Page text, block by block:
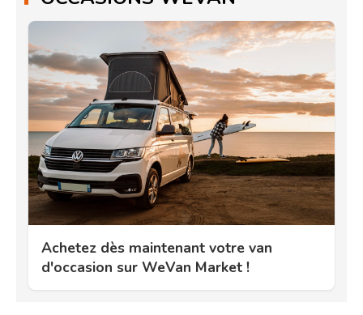
Achetez dès maintenant votre van
d'occasion sur WeVan Market !